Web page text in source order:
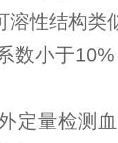
溶性结构类
数小于
定量检测